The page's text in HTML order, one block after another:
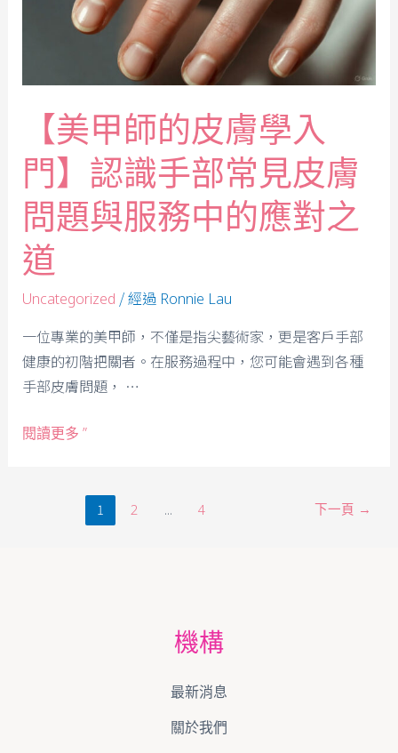
【美甲師的皮膚學入
門】認識手部常見皮膚
問題與服務中的應對之
道
Uncategorized / 經過 Ronnie Lau
一位專業的美甲師，不僅是指尖藝術家，更是客戶手部
健康的初階把關者。在服務過程中，您可能會遇到各種
手部皮膚問題， …
閱讀更多 ”
1 2 ... 4 下一頁 →
機構
最新消息
關於我們